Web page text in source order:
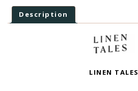
Description
LINEN TALES